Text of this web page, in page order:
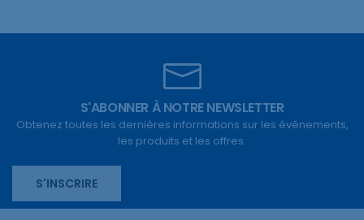
S'ABONNER À NOTRE NEWSLETTER
Obtenez toutes les dernières informations sur les événements,
les produits et les offres.
S'INSCRIRE